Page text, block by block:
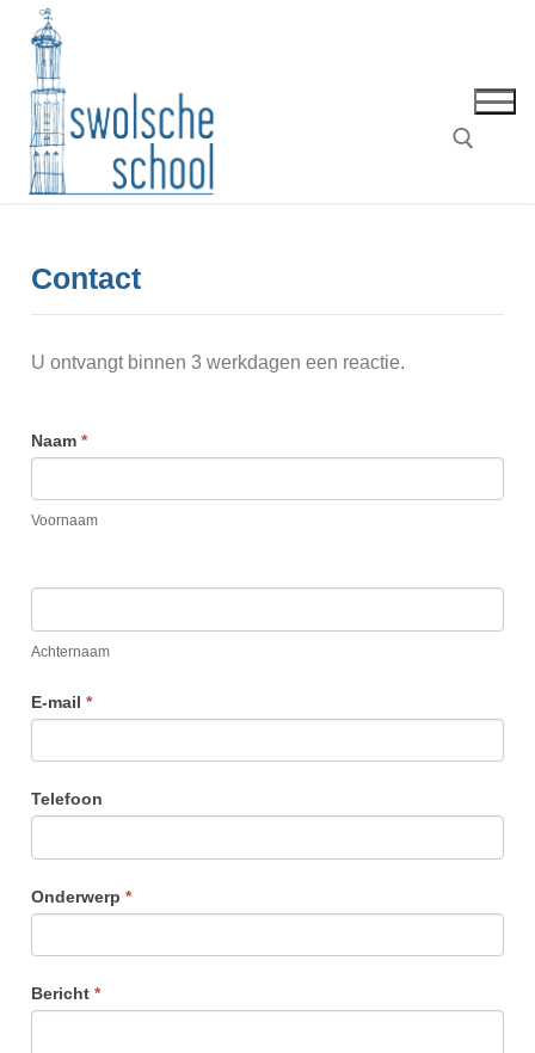
Contact
U ontvangt binnen 3 werkdagen een reactie.
Contactformulier
Naam *
Voornaam
Achternaam
E-mail *
Telefoon
Onderwerp *
Bericht *